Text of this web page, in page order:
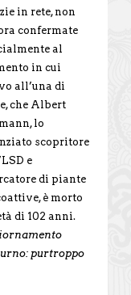
in rete, non
confermate
al
in cui
all’una di
che Albert
lo
scopritore
e
di piante
è morto
di 102 anni.
purtroppo